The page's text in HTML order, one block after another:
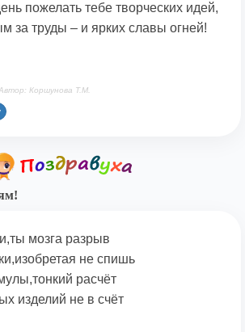
пожелать тебе творческих идей,
за труды – и ярких славы огней!
Коршунова Т.М.
мозга разрыв
не спишь
расчёт
изделий не в счёт